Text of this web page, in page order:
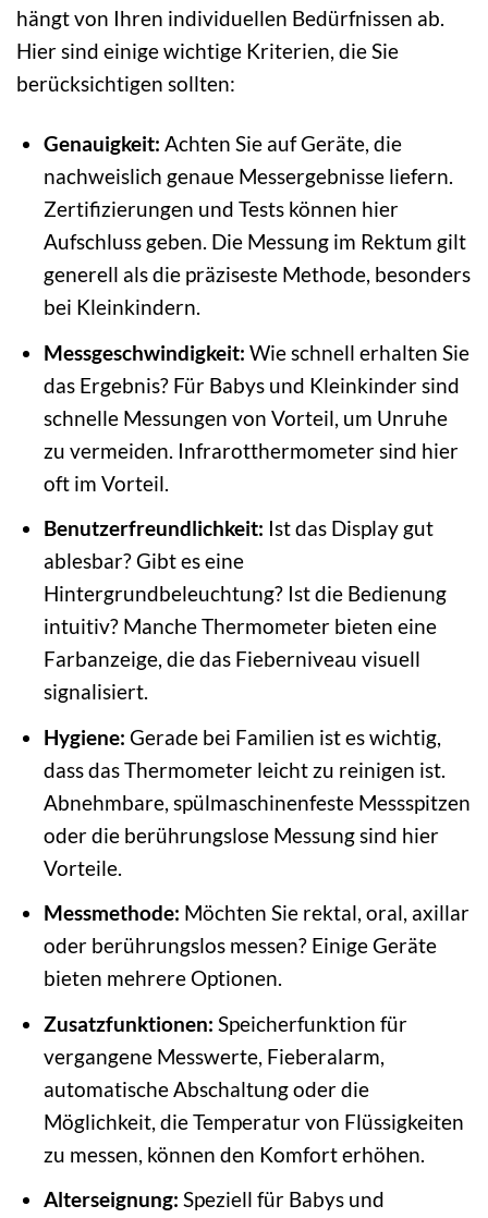
hängt von Ihren individuellen Bedürfnissen ab.
Hier sind einige wichtige Kriterien, die Sie
berücksichtigen sollten:
Genauigkeit: Achten Sie auf Geräte, die
nachweislich genaue Messergebnisse liefern.
Zertifizierungen und Tests können hier
Aufschluss geben. Die Messung im Rektum gilt
generell als die präziseste Methode, besonders
bei Kleinkindern.
Messgeschwindigkeit: Wie schnell erhalten Sie
das Ergebnis? Für Babys und Kleinkinder sind
schnelle Messungen von Vorteil, um Unruhe
zu vermeiden. Infrarotthermometer sind hier
oft im Vorteil.
Benutzerfreundlichkeit: Ist das Display gut
ablesbar? Gibt es eine
Hintergrundbeleuchtung? Ist die Bedienung
intuitiv? Manche Thermometer bieten eine
Farbanzeige, die das Fieberniveau visuell
signalisiert.
Hygiene: Gerade bei Familien ist es wichtig,
dass das Thermometer leicht zu reinigen ist.
Abnehmbare, spülmaschinenfeste Messspitzen
oder die berührungslose Messung sind hier
Vorteile.
Messmethode: Möchten Sie rektal, oral, axillar
oder berührungslos messen? Einige Geräte
bieten mehrere Optionen.
Zusatzfunktionen: Speicherfunktion für
vergangene Messwerte, Fieberalarm,
automatische Abschaltung oder die
Möglichkeit, die Temperatur von Flüssigkeiten
zu messen, können den Komfort erhöhen.
Alterseignung: Speziell für Babys und